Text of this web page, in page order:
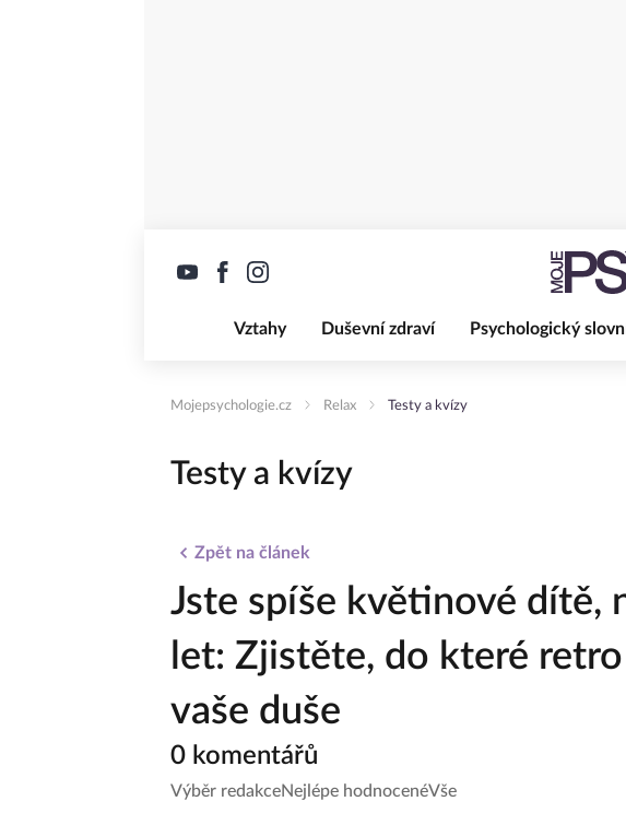
Vztahy Duševní zdraví Psychologický
Mojepsychologie.cz Relax Testy a kvízy
Testy a kvízy
Zpět na článek
Jste spíše květinové dítě,
let: Zjistěte, do které
vaše duše
0 komentářů
Výběr redakceNejlépe hodnocenéVše